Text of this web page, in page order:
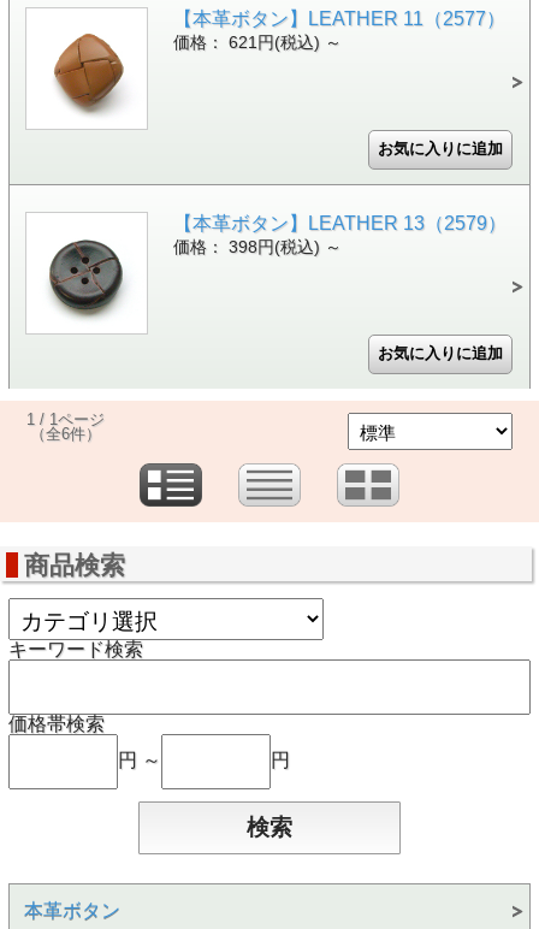
【本革ボタン】LEATHER 11（2577）
価格： 621円(税込) ～
【本革ボタン】LEATHER 13（2579）
価格： 398円(税込) ～
1 / 1ページ
（全6件）
商品検索
キーワード検索
価格帯検索
円 ～
円
本革ボタン